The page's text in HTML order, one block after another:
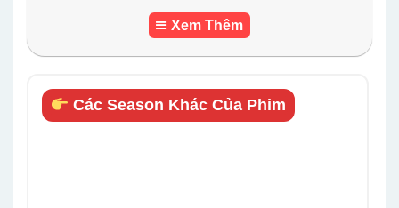
Xem Thêm
Các Season Khác Của Phim